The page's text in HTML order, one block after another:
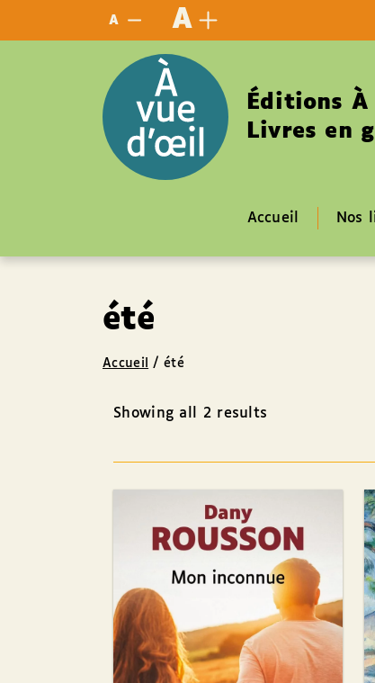
A A
Éditions À
Livres en
Accueil Nos
été
Accueil /été
Showing all 2 results
Panneau de gestion des cookies